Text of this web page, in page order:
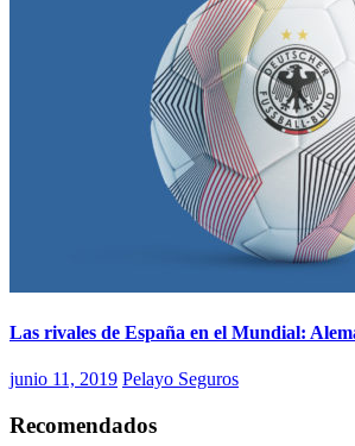
Las rivales de España en el Mundial:
junio 11, 2019 Pelayo Seguros
Recomendados